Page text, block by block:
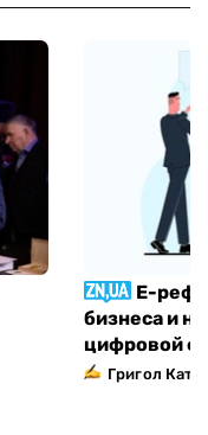
Е-
бизнеса и
цифровой
Григол